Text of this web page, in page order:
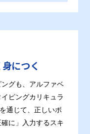
につく
グも、アルファベ
ピングカリキュラ
通じて、正しいポ
に」入力するスキ